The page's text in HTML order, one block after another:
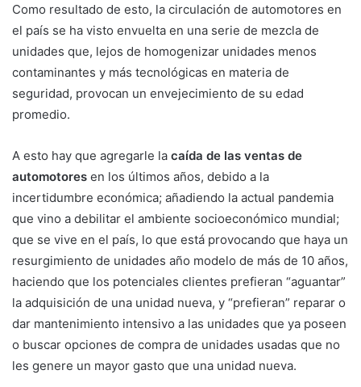
Como resultado de esto, la circulación de automotores en
el país se ha visto envuelta en una serie de mezcla de
unidades que, lejos de homogenizar unidades menos
contaminantes y más tecnológicas en materia de
seguridad, provocan un envejecimiento de su edad
promedio.
A esto hay que agregarle la caída de las ventas de
automotores en los últimos años, debido a la
incertidumbre económica; añadiendo la actual pandemia
que vino a debilitar el ambiente socioeconómico mundial;
que se vive en el país, lo que está provocando que haya un
resurgimiento de unidades año modelo de más de 10 años,
haciendo que los potenciales clientes prefieran “aguantar”
la adquisición de una unidad nueva, y “prefieran” reparar o
dar mantenimiento intensivo a las unidades que ya poseen
o buscar opciones de compra de unidades usadas que no
les genere un mayor gasto que una unidad nueva.